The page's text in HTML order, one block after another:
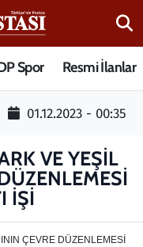
Spor Resmi İlanlar
01.12.2023 - 00:35
VE YEŞİL
İŞİ
ÇEVRE DÜZENLEMESİ